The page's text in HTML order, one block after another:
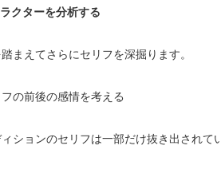
クターを分析する
まえてさらにセリフを深掘ります。
フの前後の感情を考える
ションのセリフは一部だけ抜き出されて